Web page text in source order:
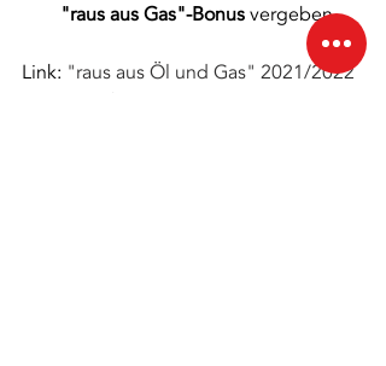
"raus aus Gas"-Bonus vergeben.
Link: "raus aus Öl und Gas" 2021/2022